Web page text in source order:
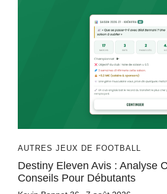
AUTRES JEUX DE FOOTBALL
Destiny Eleven Avis : Analyse
Conseils Pour Débutants